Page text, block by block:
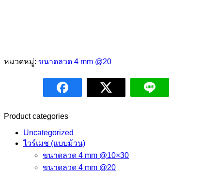
หมวดหมู่: ขนาดลวด 4 mm @20
Product categories
Uncategorized
ไวร์เมช (แบบม้วน)
ขนาดลวด 4 mm @10×30
ขนาดลวด 4 mm @20